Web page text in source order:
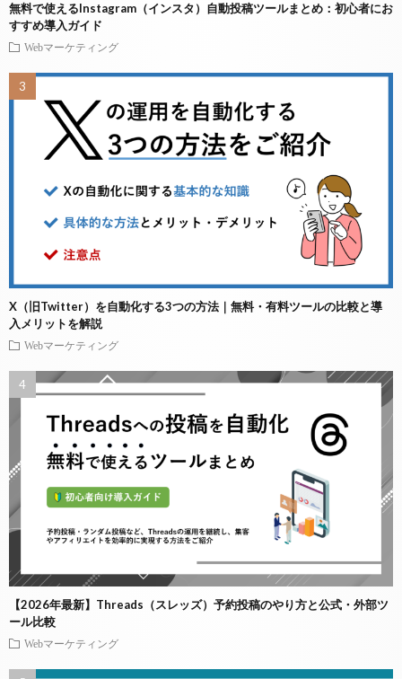
無料で使えるInstagram（インスタ）自動投稿ツールまとめ：初心者にお
すすめ導入ガイド
Webマーケティング
X（旧Twitter）を自動化する3つの方法｜無料・有料ツールの比較と導
入メリットを解説
Webマーケティング
【2026年最新】Threads（スレッズ）予約投稿のやり方と公式・外部ツ
ール比較
Webマーケティング